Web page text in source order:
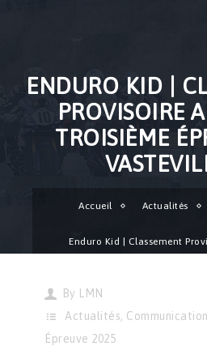
ENDURO KID |
PROVISOIRE
TROISIÈME
Accueil Actualités
Enduro Kid | Classement
By
LMN
Actualités Communication
Épreuve 2025